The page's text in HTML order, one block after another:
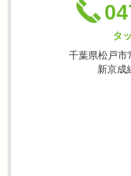
タ
千葉県松戸市
新京成